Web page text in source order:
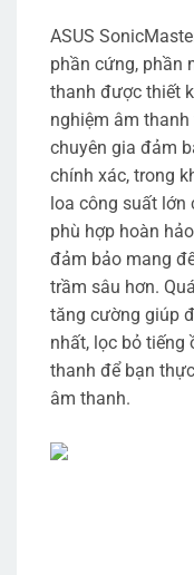
ASUS
phần cứng, phần
thanh được thiết
nghiệm âm
chuyên gia đảm
chính xác, trong
loa công suất lớn
phù hợp hoàn
đảm bảo mang
trầm sâu hơn.
tăng cường giúp
nhất, lọc bỏ tiếng
thanh để bạn
âm thanh.